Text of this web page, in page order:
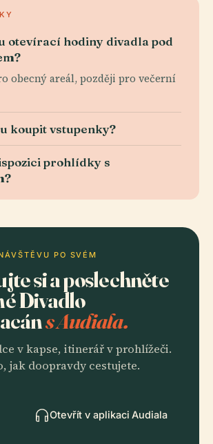
otevírací hodiny divadla pod
obecný areál, později pro večerní
koupit vstupenky?
prohlídky s
PO SVÉM
si a poslechněte
Divadlo
s Audiala.
v kapse, itinerář v prohlížeči.
jak doopravdy cestujete.
Otevřít v aplikaci Audiala